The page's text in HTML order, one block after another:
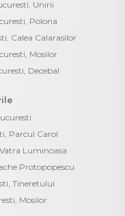
Unirii
Polona
Calea Calarasilor
Mosilor
Decebal
Parcul Carol
Luminoasa
Protopopescu
Tineretului
Mosilor